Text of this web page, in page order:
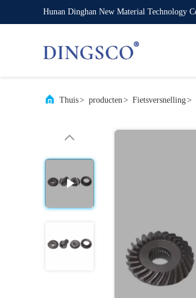
Hunan Dinghan New Material Technology
Thuis> producten> Fietsversnelling>